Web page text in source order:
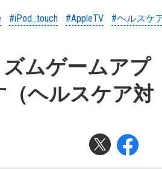
#iPod_touch #AppleTV #ヘルスケ
ズムゲームアプ
（ヘルスケア対